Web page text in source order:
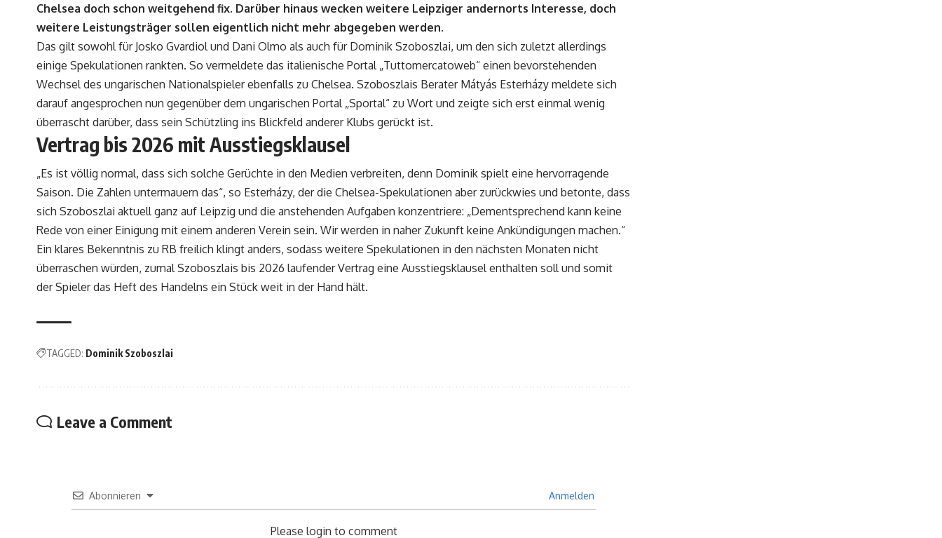
Chelsea doch schon weitgehend fix. Darüber hinaus wecken weitere Leipziger andernorts Interesse, doch
weitere Leistungsträger sollen eigentlich nicht mehr abgegeben werden.
Das gilt sowohl für Josko Gvardiol und Dani Olmo als auch für Dominik Szoboszlai, um den sich zuletzt allerdings
einige Spekulationen rankten. So vermeldete das italienische Portal „Tuttomercatoweb“ einen bevorstehenden
Wechsel des ungarischen Nationalspieler ebenfalls zu Chelsea. Szoboszlais Berater Mátyás Esterházy meldete sich
darauf angesprochen nun gegenüber dem ungarischen Portal „Sportal“ zu Wort und zeigte sich erst einmal wenig
überrascht darüber, dass sein Schützling ins Blickfeld anderer Klubs gerückt ist.
Vertrag bis 2026 mit Ausstiegsklausel
„Es ist völlig normal, dass sich solche Gerüchte in den Medien verbreiten, denn Dominik spielt eine hervorragende
Saison. Die Zahlen untermauern das“, so Esterházy, der die Chelsea-Spekulationen aber zurückwies und betonte, dass
sich Szoboszlai aktuell ganz auf Leipzig und die anstehenden Aufgaben konzentriere: „Dementsprechend kann keine
Rede von einer Einigung mit einem anderen Verein sein. Wir werden in naher Zukunft keine Ankündigungen machen.“
Ein klares Bekenntnis zu RB freilich klingt anders, sodass weitere Spekulationen in den nächsten Monaten nicht
überraschen würden, zumal Szoboszlais bis 2026 laufender Vertrag eine Ausstiegsklausel enthalten soll und somit
der Spieler das Heft des Handelns ein Stück weit in der Hand hält.
TAGGED: Dominik Szoboszlai
Leave a Comment
Abonnieren Anmelden
Please login to comment